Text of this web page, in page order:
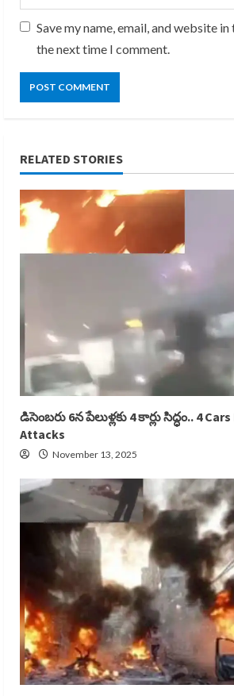
Save my name, email, and website
the next time I comment.
RELATED STORIES
డిసెంబరు 6న పేలుళ్లకు 4 కార్లు సిద్ధం.. 4
Attacks
November 13, 2025